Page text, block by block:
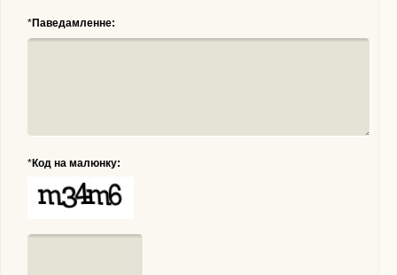
*Паведамленне:
*Код на малюнку: